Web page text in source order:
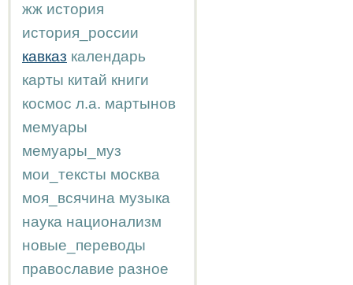
жж история
история_россии
кавказ календарь
карты китай книги
космос л.а. мартынов
мемуары
мемуары_муз
мои_тексты москва
моя_всячина музыка
наука национализм
новые_переводы
православие разное